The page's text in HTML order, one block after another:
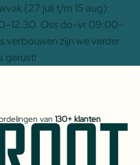
(27 juli t/m 15 aug):
Oss do-vr 09:00–
verbouwen zijn we verder
gerust!
van 130+ klanten